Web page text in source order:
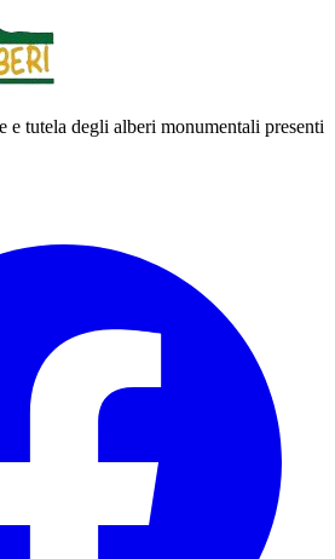
e tutela degli alberi monumentali presenti